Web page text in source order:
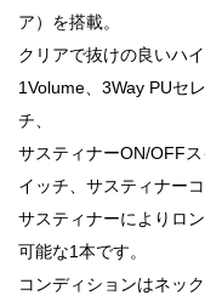
ア）を搭載。
クリアで抜けの良いハ
1Volume、3Way PUセ
チ、
サスティナーON/OFF
イッチ、サスティナー
サスティナーによりロ
可能な1本です。
コンディションはネッ